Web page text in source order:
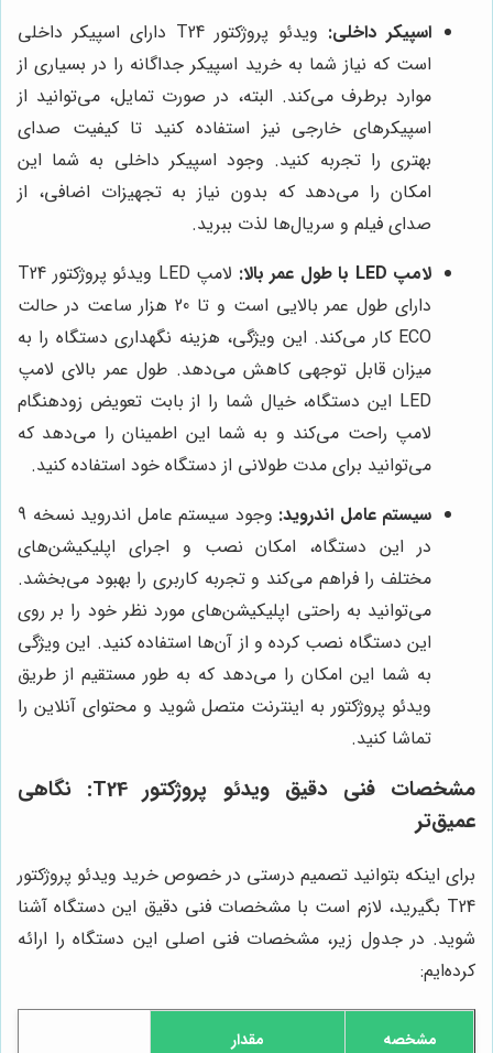
اسپیکر داخلی:
ویدئو پروژکتور T24 دارای اسپیکر داخلی
است که نیاز شما به خرید اسپیکر جداگانه را در بسیاری از
موارد برطرف می‌کند. البته، در صورت تمایل، می‌توانید از
اسپیکرهای خارجی نیز استفاده کنید تا کیفیت صدای
بهتری را تجربه کنید. وجود اسپیکر داخلی به شما این
امکان را می‌دهد که بدون نیاز به تجهیزات اضافی، از
صدای فیلم و سریال‌ها لذت ببرید.
لامپ LED با طول عمر بالا:
لامپ LED ویدئو پروژکتور T24
دارای طول عمر بالایی است و تا 20 هزار ساعت در حالت
ECO کار می‌کند. این ویژگی، هزینه نگهداری دستگاه را به
میزان قابل توجهی کاهش می‌دهد. طول عمر بالای لامپ
LED این دستگاه، خیال شما را از بابت تعویض زودهنگام
لامپ راحت می‌کند و به شما این اطمینان را می‌دهد که
می‌توانید برای مدت طولانی از دستگاه خود استفاده کنید.
سیستم عامل اندروید:
وجود سیستم عامل اندروید نسخه 9
در این دستگاه، امکان نصب و اجرای اپلیکیشن‌های
مختلف را فراهم می‌کند و تجربه کاربری را بهبود می‌بخشد.
می‌توانید به راحتی اپلیکیشن‌های مورد نظر خود را بر روی
این دستگاه نصب کرده و از آن‌ها استفاده کنید. این ویژگی
به شما این امکان را می‌دهد که به طور مستقیم از طریق
ویدئو پروژکتور به اینترنت متصل شوید و محتوای آنلاین را
تماشا کنید.
مشخصات فنی دقیق ویدئو پروژکتور T24: نگاهی
عمیق‌تر
برای اینکه بتوانید تصمیم درستی در خصوص خرید ویدئو پروژکتور
T24 بگیرید، لازم است با مشخصات فنی دقیق این دستگاه آشنا
شوید. در جدول زیر، مشخصات فنی اصلی این دستگاه را ارائه
کرده‌ایم:
مشخصه مقدار